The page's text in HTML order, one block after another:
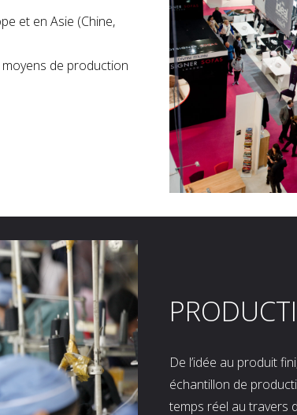
et en Asie (Chine,
de production
De l’idée au produit
échantillon de
temps réel au travers